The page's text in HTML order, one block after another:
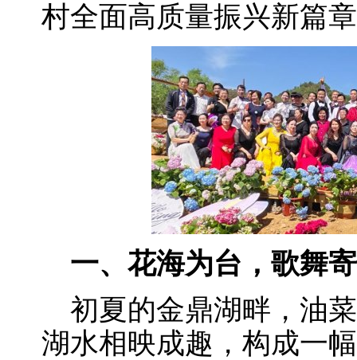
村全面高质量振兴新篇
一、花海为台，歌舞
初夏的金鼎湖畔，油
湖水相映成趣，构成一